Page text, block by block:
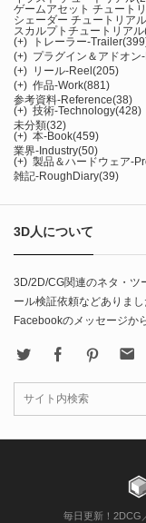
ゲームアセット チュート
シェーダー チュートリアル
スカルプトチュートリアル
(+)
トレーラー-Trailer
(+) プラグイン＆アドオ
(+) リール-Reel(205)
(+) 作品-Work(881)
参考資料-Reference(38)
(+) 技術-Technology(428)
未分類(32)
(+) 本-Book(459)
業界-Industry(50)
(+) 製品＆ハードウェア-
雑記-RoughDiary(39)
3D人について
3D/2D/CG関連のネタ・ツ
ール検証依頼などありま
Facebookのメッセージか
Facebook
毎日更新！2DCG